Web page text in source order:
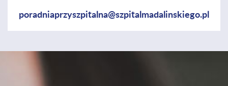
poradniaprzyszpitalna@szpitalmadalinskiego.pl